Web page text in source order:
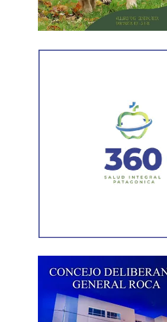
administrativos, pero no logró rebatir
centrales del fallo de primera
En relación con los pañales, el STJ
niño. Además, observó que la propia
que el cambio de talle todavía
La sentencia también valoró que la
informado una mejoría en el cuadro
hijo luego del cambio de marca y
El STJ descartó que la sentencia
intromisión en el funcionamiento de
Explicó que la exhortación para que
«en forma diligente, rápida y